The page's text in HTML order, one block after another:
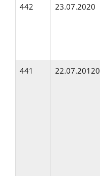
442
23.07.2020
441
22.07.20120